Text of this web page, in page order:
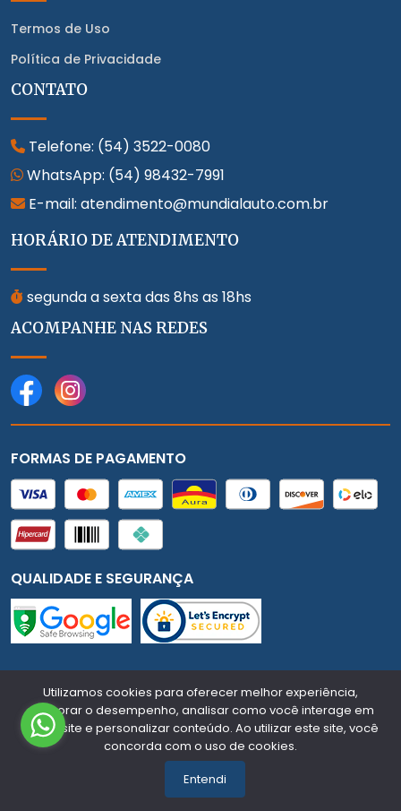
Termos de Uso
Política de Privacidade
CONTATO
Telefone: (54) 3522-0080
WhatsApp: (54) 98432-7991
E-mail: atendimento@mundialauto.com.br
HORÁRIO DE ATENDIMENTO
segunda a sexta das 8hs as 18hs
ACOMPANHE NAS REDES
FORMAS DE PAGAMENTO
QUALIDADE E SEGURANÇA
direitos reservados.2026
Desenvolvido Por:
Utilizamos cookies para oferecer melhor experiência,
melhorar o desempenho, analisar como você interage em
nosso site e personalizar conteúdo. Ao utilizar este site, você
concorda com o uso de cookies.
Entendi